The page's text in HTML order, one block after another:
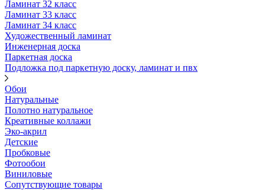
Ламинат 32 класс
Ламинат 33 класс
Ламинат 34 класс
Художественный ламинат
Инженерная доска
Паркетная доска
Подложка под паркетную доску, ламинат и пвх
Обои
Натуральные
Полотно натуральное
Креативные коллажи
Эко-акрил
Детские
Пробковые
Фотообои
Виниловые
Сопутствующие товары